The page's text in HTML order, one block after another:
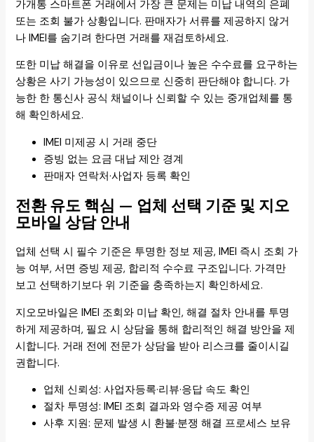
가개통 스마트폰 거래에서 가장 큰 문제는 미납 내역의 은폐
또는 조회 불가 상황입니다. 판매자가 서류를 제공하지 않거
나 IMEI를 숨기려 한다면 거래를 재검토하세요.
또한 미납 해결을 이유로 선입금이나 높은 수수료를 요구하는
상황은 사기 가능성이 있으므로 신중히 판단해야 합니다. 가
능한 한 통신사 공식 채널이나 신뢰할 수 있는 중개업체를 통
해 확인하세요.
IMEI 미제공 시 거래 중단
증빙 없는 요금 대납 제안 경계
판매자 연락처·사업자 등록 확인
전환 유도 핵심 — 업체 선택 기준 및 지오
모바일 상담 안내
업체 선택 시 필수 기준은 투명한 정보 제공, IMEI 즉시 조회 가
능 여부, 서면 증빙 제공, 합리적 수수료 구조입니다. 가격만
보고 선택하기보다 위 기준을 충족하는지 확인하세요.
지오모바일은 IMEI 조회와 미납 확인, 해결 절차 안내를 투명
하게 제공하며, 필요 시 상담을 통해 합리적인 해결 방안을 제
시합니다. 거래 전에 전문가 상담을 받아 리스크를 줄이시길
권합니다.
업체 신뢰성: 사업자등록·리뷰·응답 속도 확인
절차 투명성: IMEI 조회 결과와 영수증 제공 여부
사후 지원: 문제 발생 시 환불·분쟁 해결 프로세스 보유